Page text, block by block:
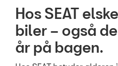
Hos SEAT
biler – også
år på bagen.